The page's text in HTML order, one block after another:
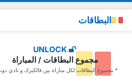
البطاقات
UNLOCK
مجموع البطاقات / المباراة
* مجموع البطاقات ‏لكل مباراة بين فالكيرك و نادي